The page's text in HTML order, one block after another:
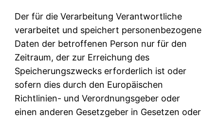
Der für die Verarbeitung Verantwortliche
verarbeitet und speichert personenbezogene
Daten der betroffenen Person nur für den
Zeitraum, der zur Erreichung des
Speicherungszwecks erforderlich ist oder
sofern dies durch den Europäischen
Richtlinien- und Verordnungsgeber oder
einen anderen Gesetzgeber in Gesetzen oder